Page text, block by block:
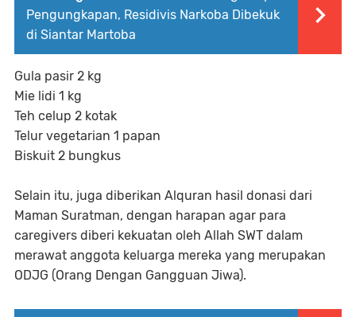
Pengungkapan, Residivis Narkoba Dibekuk
di Siantar Martoba
Gula pasir 2 kg
Mie lidi 1 kg
Teh celup 2 kotak
Telur vegetarian 1 papan
Biskuit 2 bungkus
Selain itu, juga diberikan Alquran hasil donasi dari
Maman Suratman, dengan harapan agar para
caregivers diberi kekuatan oleh Allah SWT dalam
merawat anggota keluarga mereka yang merupakan
ODJG (Orang Dengan Gangguan Jiwa).